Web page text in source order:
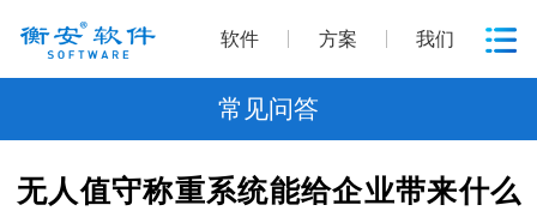
软件 方案 我们
常见问答
无人值守称重系统能给企业带来什么